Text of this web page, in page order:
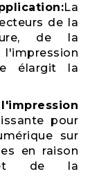
La
de la
de la
élargit la
pour
sur
en raison
de la